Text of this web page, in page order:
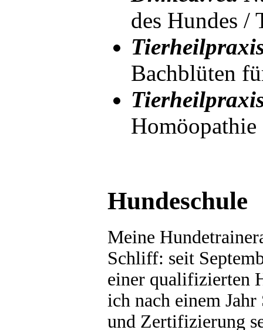
des Hundes /
Bachblüten
Hundeschule
Meine
Schliff: seit
einer qualifizierten
ich nach einem
und Zertifizierung